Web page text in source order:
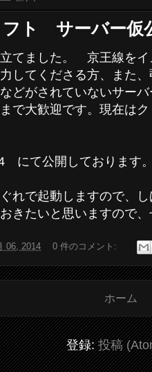
フト サーバー仮
てました。 京王線をイ
してくださる方、また、
どがされていないサー
で大歓迎です。現在は
にて公開しております
れで起動しますので、
きたいと思いますので
06, 2014 0 件のコメント:
ホーム
登録:投稿